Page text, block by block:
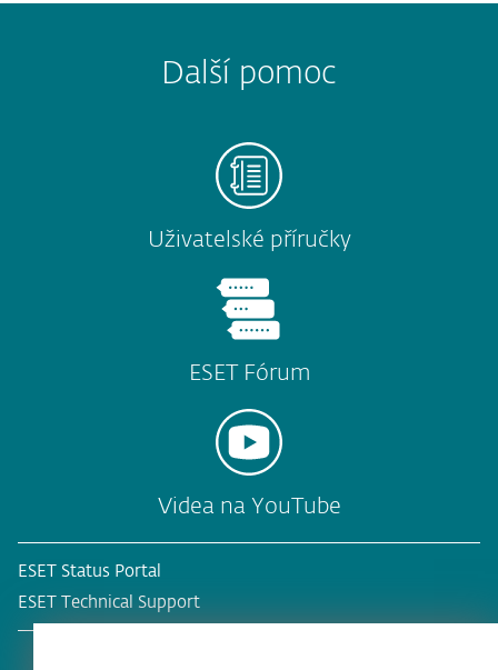
Další pomoc
Uživatelské příručky
ESET Fórum
Videa na YouTube
ESET Status Portal
ESET Technical Support